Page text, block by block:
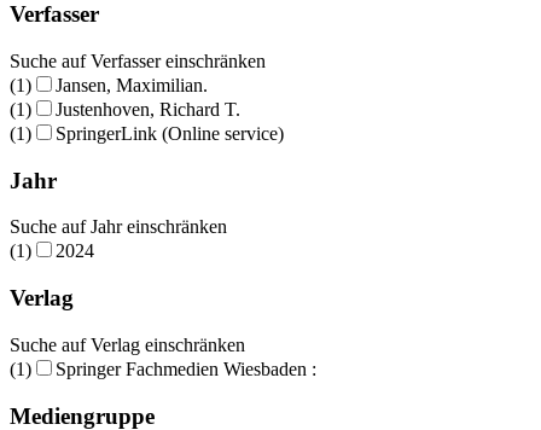
Verfasser
Suche auf Verfasser einschränken
(1)
Jansen, Maximilian.
(1)
Justenhoven, Richard T.
(1)
SpringerLink (Online service)
Jahr
Suche auf Jahr einschränken
(1)
2024
Verlag
Suche auf Verlag einschränken
(1)
Springer Fachmedien Wiesbaden :
Mediengruppe